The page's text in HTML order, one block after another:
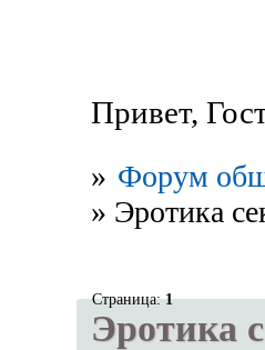
Привет,
» Форум
» Эротика
Эротика
Страница:1